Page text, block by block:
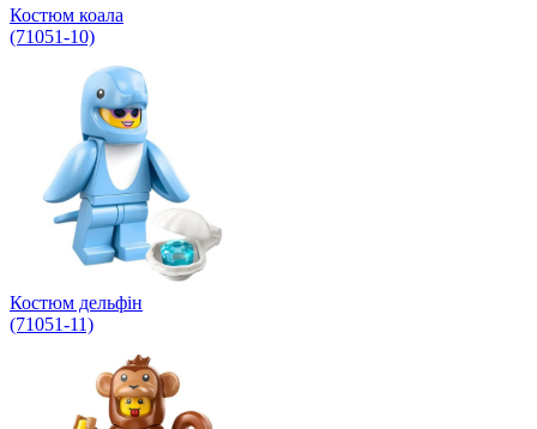
Костюм коала
(71051-10)
Костюм дельфін
(71051-11)